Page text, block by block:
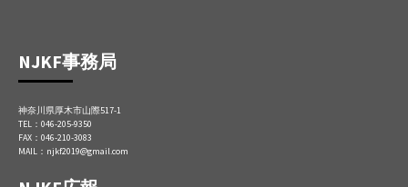
NJKF事務局
神奈川県厚木市山際517-1
TEL：046-205-9350
FAX：046-210-3083
MAIL：njkf2019@gmail.com